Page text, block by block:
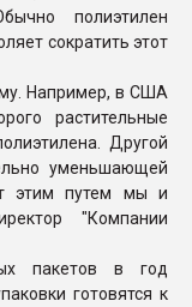
полиэтилен
сократить этот
Например, в США
растительные
Другой
уменьшающей
этим путем мы и
"Компании
пакетов в год
готовятся к